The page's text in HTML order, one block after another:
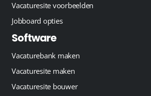
Vacaturesite voorbeelden
Jobboard opties
Software
Vacaturebank maken
Vacaturesite maken
Vacaturesite bouwer